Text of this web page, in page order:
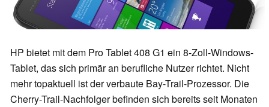
HP bietet mit dem Pro Tablet 408 G1 ein 8-Zoll-Windows-
Tablet, das sich primär an berufliche Nutzer richtet. Nicht
mehr topaktuell ist der verbaute Bay-Trail-Prozessor. Die
Cherry-Trail-Nachfolger befinden sich bereits seit Monaten